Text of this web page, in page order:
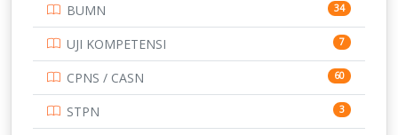
345
UNIVERSITAS AIRLANGGA 15
16
15
BUMN 34
UJI KOMPETENSI 7
CPNS / CASN 60
STPN 3